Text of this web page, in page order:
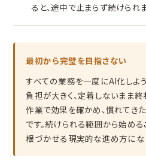
ると、途中で止まらず続けられま
最初から完璧を目指さない
すべての業務を一度にAI化しよ
負担が大きく、定着しないまま終
作業で効果を確かめ、慣れてき
です。続けられる範囲から始め
根づかせる現実的な進め方にな